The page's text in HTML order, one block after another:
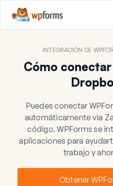
INTEGRACIÓN DE
Cómo
Puedes conectar
automáticamente via
código. WPForms se
aplicaciones para
trabajo y
Obtener